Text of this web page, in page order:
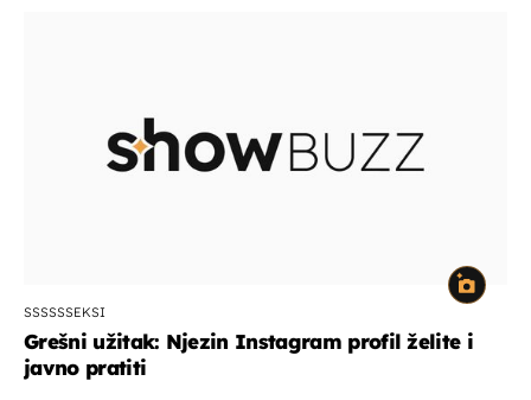
SSSSSSEKSI
Grešni užitak: Njezin Instagram profil želite i
javno pratiti